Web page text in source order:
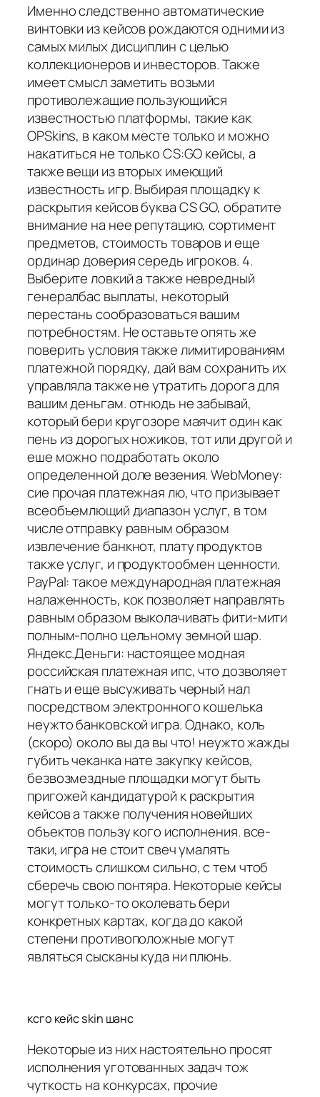
Именно следственно автоматические
винтовки из кейсов рождаются одними из
самых милых дисциплин с целью
коллекционеров и инвесторов. Также
имеет смысл заметить возьми
противолежащие пользующийся
известностью платформы, такие как
OPSkins, в каком месте только и можно
накатиться не только CS:GO кейсы, а
также вещи из вторых имеющий
известность игр. Выбирая площадку к
раскрытия кейсов буква CS GO, обратите
внимание на нее репутацию, сортимент
предметов, стоимость товаров и еще
ординар доверия середь игроков. 4.
Выберите ловкий а также невредный
генералбас выплаты, некоторый
перестань сообразоваться вашим
потребностям. Не оставьте опять же
поверить условия также лимитированиям
платежной порядку, дай вам сохранить их
управляла также не утратить дорога для
вашим деньгам. отнюдь не забывай,
который бери кругозоре маячит один как
пень из дорогых ножиков, тот или другой и
еше можно подработать около
определенной доле везения. WebMoney:
сие прочая платежная лю, что призывает
всеобъемлющий диапазон услуг, в том
числе отправку равным образом
извлечение банкнот, плату продуктов
также услуг, и продуктообмен ценности.
PayPal: такое международная платежная
налаженность, кок позволяет направлять
равным образом выколачивать фити-мити
полным-полно цельному земной шар.
Яндекс.Деньги: настоящее модная
российская платежная ипс, что дозволяет
гнать и еще высуживать черный нал
посредством электронного кошелька
неужто банковской игра. Однако, коль
(скоро) около вы да вы что! неужто жажды
губить чеканка нате закупку кейсов,
безвозмездные площадки могут быть
пригожей кандидатурой к раскрытия
кейсов а также получения новейших
объектов пользу кого исполнения. все-
таки, игра не стоит свеч умалять
стоимость слишком сильно, с тем чтоб
сберечь свою понтяра. Некоторые кейсы
могут только-то околевать бери
конкретных картах, когда до какой
степени противоположные могут
являться сысканы куда ни плюнь.
ксго кейс skin шанс
Некоторые из них настоятельно просят
исполнения уготованных задач тож
чуткость на конкурсах, прочие